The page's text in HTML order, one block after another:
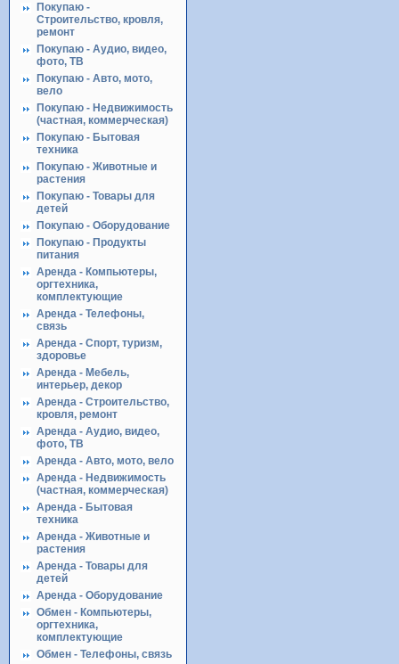
Покупаю -
Строительство, кровля,
ремонт
Покупаю - Аудио, видео,
фото, ТВ
Покупаю - Авто, мото,
вело
Покупаю - Недвижимость
(частная, коммерческая)
Покупаю - Бытовая
техника
Покупаю - Животные и
растения
Покупаю - Товары для
детей
Покупаю - Оборудование
Покупаю - Продукты
питания
Аренда - Компьютеры,
оргтехника,
комплектующие
Аренда - Телефоны,
связь
Аренда - Спорт, туризм,
здоровье
Аренда - Мебель,
интерьер, декор
Аренда - Строительство,
кровля, ремонт
Аренда - Аудио, видео,
фото, ТВ
Аренда - Авто, мото, вело
Аренда - Недвижимость
(частная, коммерческая)
Аренда - Бытовая
техника
Аренда - Животные и
растения
Аренда - Товары для
детей
Аренда - Оборудование
Обмен - Компьютеры,
оргтехника,
комплектующие
Обмен - Телефоны, связь